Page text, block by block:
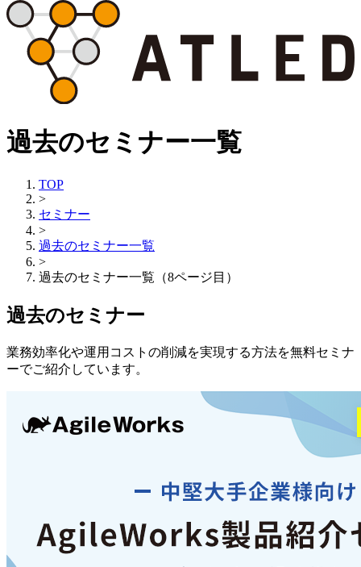
過去のセミナー一覧
TOP
>
セミナー
>
過去のセミナー一覧
>
過去のセミナー一覧（8ページ目）
過去のセミナー
業務効率化や運用コストの削減を実現する方法を無料セミナ
ーでご紹介しています。